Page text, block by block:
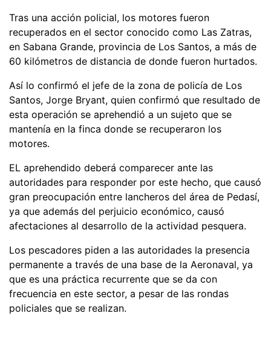
Tras una acción policial, los motores fueron
recuperados en el sector conocido como Las Zatras,
en Sabana Grande, provincia de Los Santos, a más de
60 kilómetros de distancia de donde fueron hurtados.
Así lo confirmó el jefe de la zona de policía de Los
Santos, Jorge Bryant, quien confirmó que resultado de
esta operación se aprehendió a un sujeto que se
mantenía en la finca donde se recuperaron los
motores.
EL aprehendido deberá comparecer ante las
autoridades para responder por este hecho, que causó
gran preocupación entre lancheros del área de Pedasí,
ya que además del perjuicio económico, causó
afectaciones al desarrollo de la actividad pesquera.
Los pescadores piden a las autoridades la presencia
permanente a través de una base de la Aeronaval, ya
que es una práctica recurrente que se da con
frecuencia en este sector, a pesar de las rondas
policiales que se realizan.